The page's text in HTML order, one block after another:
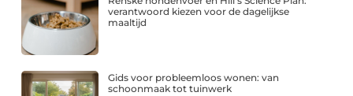
verantwoord kiezen voor de dagelijkse
maaltijd
Gids voor probleemloos wonen: van
schoonmaak tot tuinwerk